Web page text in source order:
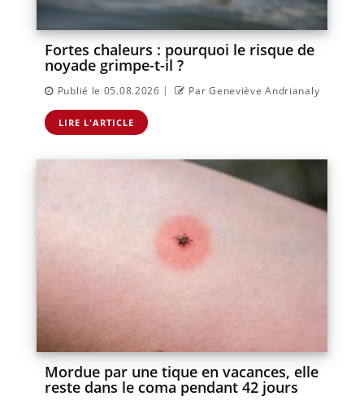
Fortes chaleurs : pourquoi le risque de
noyade grimpe-t-il ?
Publié le 05.08.2026 | Par Geneviève Andrianaly
LIRE L'ARTICLE
Mordue par une tique en vacances, elle
reste dans le coma pendant 42 jours